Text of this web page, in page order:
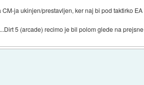
ja ukinjen/prestavljen, ker naj bi pod taktirko
5 (arcade) recimo je bil polom glede na